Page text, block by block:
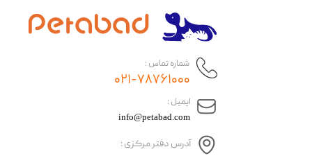
​ایمیل :
آدرس دفتر مرکزی :
info@petabad.com
شماره تماس :
۰۲۱-۷۸۷۶۱۰۰۰